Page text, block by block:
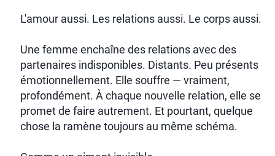
L'amour aussi. Les relations aussi. Le corps aussi.
Une femme enchaîne des relations avec des
partenaires indisponibles. Distants. Peu présents
émotionnellement. Elle souffre — vraiment,
profondément. À chaque nouvelle relation, elle se
promet de faire autrement. Et pourtant, quelque
chose la ramène toujours au même schéma.